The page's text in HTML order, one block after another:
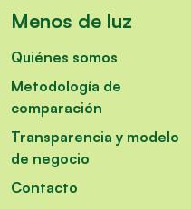
Menos de luz
Quiénes somos
Metodología de
comparación
Transparencia y modelo
de negocio
Contacto